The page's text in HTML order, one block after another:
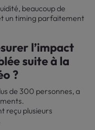
beaucoup de
un timing parfaitement
l’impact
suite à la
?
de 300 personnes, a
reçu plusieurs